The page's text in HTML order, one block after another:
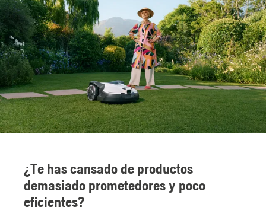
¿Te has cansado de productos
demasiado prometedores y poco
eficientes?